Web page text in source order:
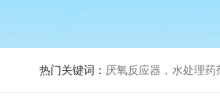
热门关键词： 厌氧反应器，水处理